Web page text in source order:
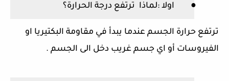
● اولا :لماذا ترتفع درجة الحرارة؟
ترتفع حرارة الجسم عندما يبدأ في مقاومة البكتيريا او
الفيروسات أو اي جسم غريب دخل الى الجسم .